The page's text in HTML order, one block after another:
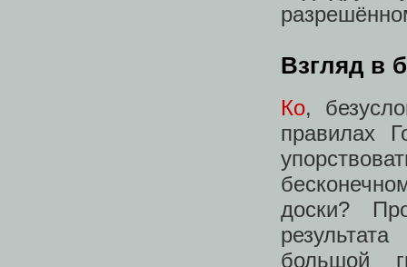
Взгляд в
Ко,
правилах
доски?
большой